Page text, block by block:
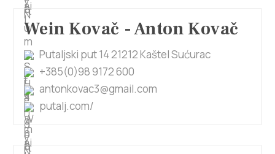
Wein Kovač - Anton Kovač
Putaljski put 14 21212 Kaštel Sućurac
+385(0)98 9172 600
antonkovac3@gmail.com
putalj.com/